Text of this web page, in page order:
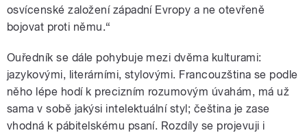
osvícenské založení západní Evropy a ne otevřeně
bojovat proti němu.“
Ouředník se dále pohybuje mezi dvěma kulturami:
jazykovými, literárními, stylovými. Francouzština se podle
něho lépe hodí k precizním rozumovým úvahám, má už
sama v sobě jakýsi intelektuální styl; čeština je zase
vhodná k pábitelskému psaní. Rozdíly se projevuji i